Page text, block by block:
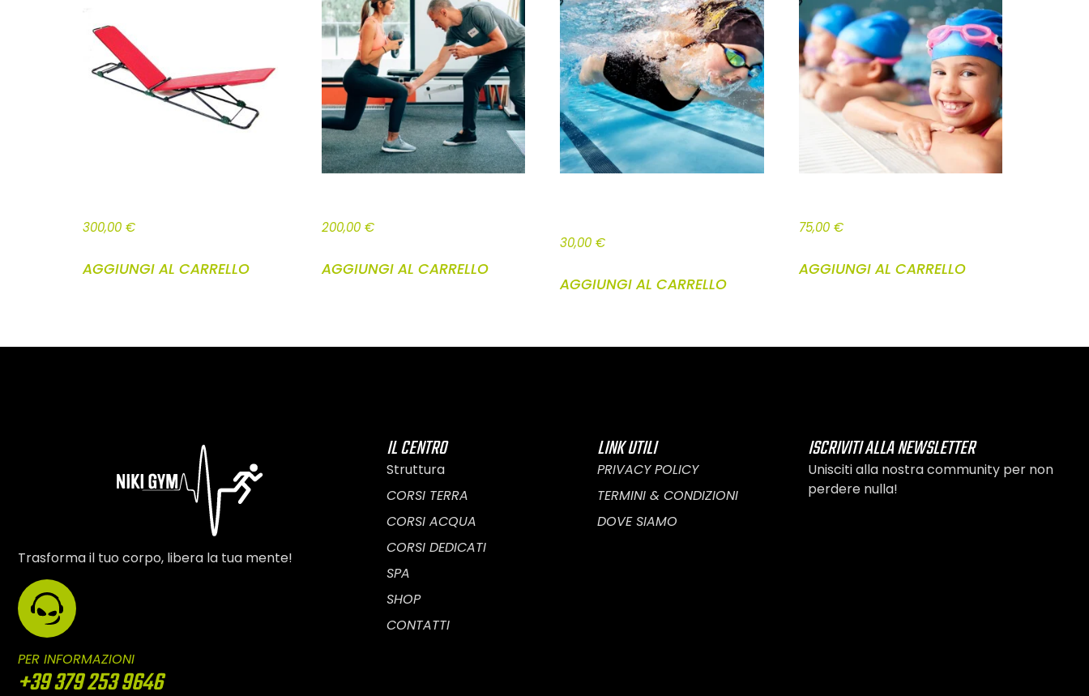
300,00 €
AGGIUNGI AL CARRELLO
200,00 €
AGGIUNGI AL CARRELLO
30,00€
AGGIUNGI AL CARRELLO
75,00€
AGGIUNGI AL CARRELLO
Trasforma il tuo corpo, libera la tua mente!
PER INFORMAZIONI
+39 379 253 9646
IL CENTRO
Struttura
CORSI TERRA
CORSI ACQUA
CORSI DEDICATI
SPA
SHOP
CONTATTI
LINK UTILI
PRIVACY POLICY
TERMINI & CONDIZIONI
DOVE SIAMO
ISCRIVITI ALLA NEWSLETTER
Unisciti alla nostra community per non
perdere nulla!